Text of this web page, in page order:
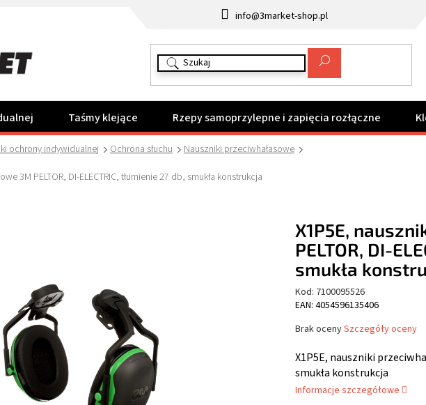
info@3market-shop.pl
Taśmy klejące Rzepy samoprzylepne i zapięcia rozłączne
ochrony indywidualnej Ochrona słuchu
Nauszniki przeciwhałasowe
3M PELTOR, DI-ELECTRIC, tłumienie 27 db, smukła konstrukcja
X1P5E, nauszniki
smukła konstrukcja
Informacje szczegółowe
X1P5E,
PELTOR, DI-
smukła
Kod: 7100095526
EAN: 4054596135406
Średnia
produktu
wynosi
na
Brak ocenySzczegóły oceny